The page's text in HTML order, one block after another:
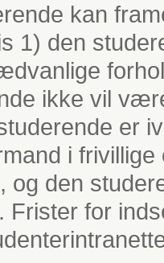
kan
1) den
ikke vil
er
i
og den
Frister for